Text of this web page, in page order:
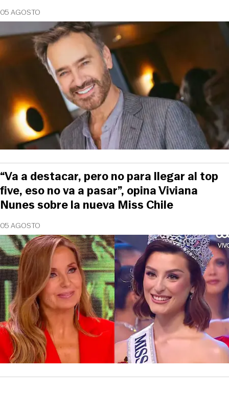
05 AGOSTO
05 AGOSTO
“Va a destacar, pero no para llegar al top
five, eso no va a pasar”, opina Viviana
Nunes sobre la nueva Miss Chile